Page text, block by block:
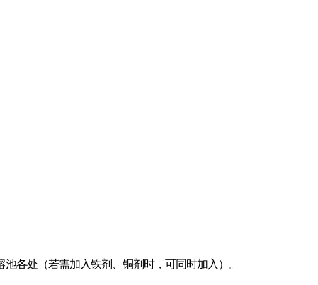
池各处（若需加入铁剂、铜剂时，可同时加入）。